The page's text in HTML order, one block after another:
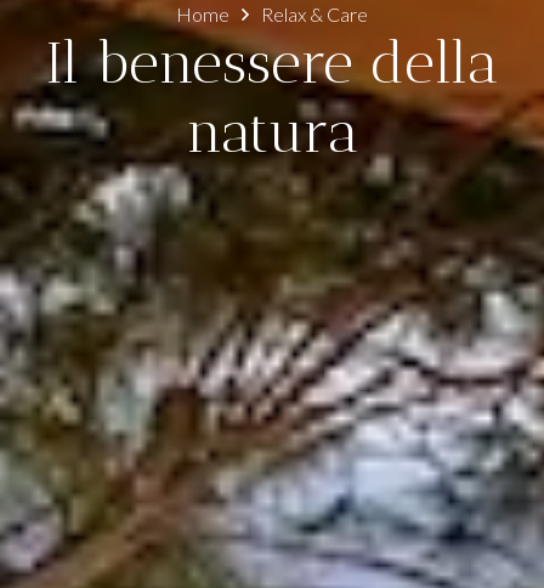
Home Relax & Care
Il benessere della
natura